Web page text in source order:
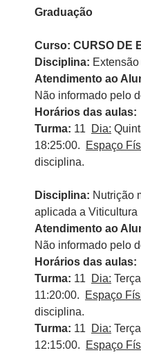
Graduação
Curso: CURSO DE
Disciplina:
Atendimento ao
Não informado pelo
Horários das aulas:
Turma: 11 Dia:
18:25:00.
Espaço
disciplina.
Disciplina: Nutrição
aplicada a Viticultura
Atendimento ao
Não informado pelo
Horários das aulas:
Turma: 11 Dia:
11:20:00.
Espaço
disciplina.
Turma: 11 Dia:
12:15:00.
Espaço